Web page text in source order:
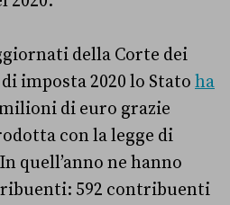
della Corte dei
imposta 2020 lo Stato ha
di euro grazie
con la legge di
quell’anno ne hanno
592 contribuenti